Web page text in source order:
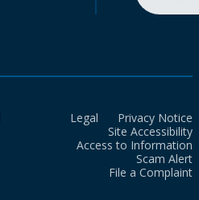
Legal
Privacy Notice
Site Accessibility
Access to Information
Scam Alert
File a Complaint